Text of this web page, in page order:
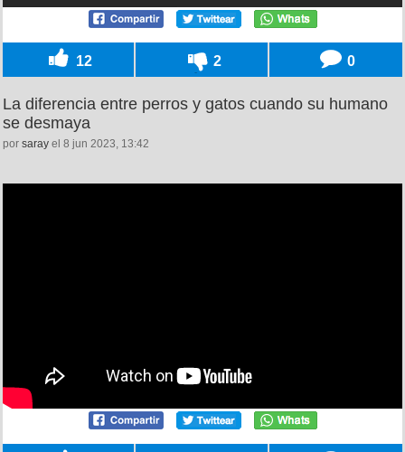
12 2 0
La diferencia entre perros y gatos cuando su humano
se desmaya
por saray el 8 jun 2023, 13:42